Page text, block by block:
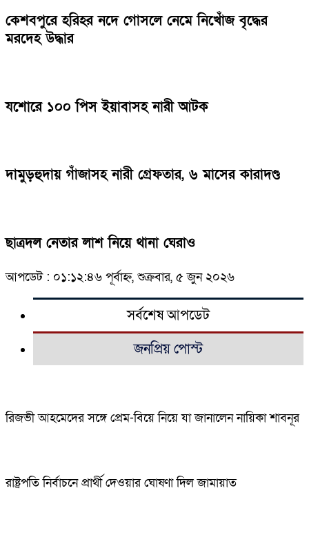
কেশবপুরে হরিহর নদে গোসলে নেমে নিখোঁজ বৃদ্ধের
মরদেহ উদ্ধার
যশোরে ১০০ পিস ইয়াবাসহ নারী আটক
দামুড়হুদায় গাঁজাসহ নারী গ্রেফতার, ৬ মাসের কারাদণ্ড
ছাত্রদল নেতার লাশ নিয়ে থানা ঘেরাও
আপডেট : ০১:১২:৪৬ পূর্বাহ্ন, শুক্রবার, ৫ জুন ২০২৬
সর্বশেষ আপডেট
জনপ্রিয় পোস্ট
রিজভী আহমেদের সঙ্গে প্রেম-বিয়ে নিয়ে যা জানালেন নায়িকা শাবনূর
রাষ্ট্রপতি নির্বাচনে প্রার্থী দেওয়ার ঘোষণা দিল জামায়াত